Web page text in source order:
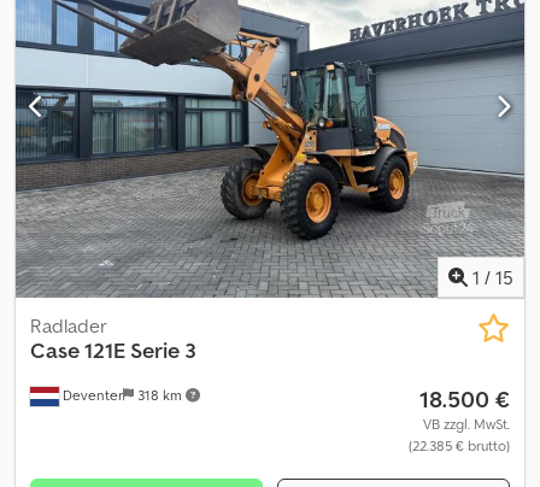
1 / 15
Deventer 318 km
Radlader
Case121E Serie 3
18.500 €
VB zzgl. MwSt.
(22.385 € brutto)